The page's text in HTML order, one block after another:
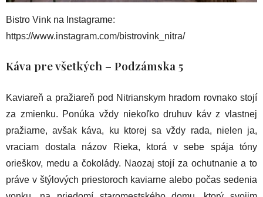
Bistro Vink na Instagrame:
https://www.instagram.com/bistrovink_nitra/
Káva pre všetkých – Podzámska 5
Kaviareň a pražiareň pod Nitrianskym hradom rovnako stojí
za zmienku. Ponúka vždy niekoľko druhuv káv z vlastnej
pražiarne, avšak káva, ku ktorej sa vždy rada, nielen ja,
vraciam dostala názov Rieka, ktorá v sebe spája tóny
orieškov, medu a čokolády. Naozaj stojí za ochutnanie a to
práve v štýlových priestoroch kaviarne alebo počas sedenia